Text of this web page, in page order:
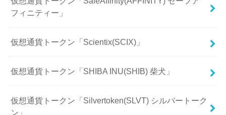
フィニティー」
仮想通貨トークン「Scientix(SCIX)」
仮想通貨トークン「SHIBA INU(SHIB) 柴犬」
仮想通貨トークン「Silvertoken(SLVT) シルバートーク
ン」